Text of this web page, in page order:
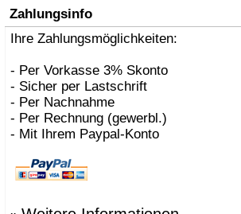
»Bonetto, Rodolfo
»Bonucelli, Dante
»Borer, Carlo
» Bozzoli, Lorenza
Brogliato, Alberto
Bruno Houssin
Bruno Rainaldi
Büscher, Sebastian D
Carlo Borer
Carlo Costantini
Zahlungsinfo
Ihre Zahlungsmöglichkeiten:
- Per Vorkasse 3% Skonto
- Sicher per Lastschrift
- Per Nachnahme
- Per Rechnung (gewerbl.)
- Mit Ihrem Paypal-Konto